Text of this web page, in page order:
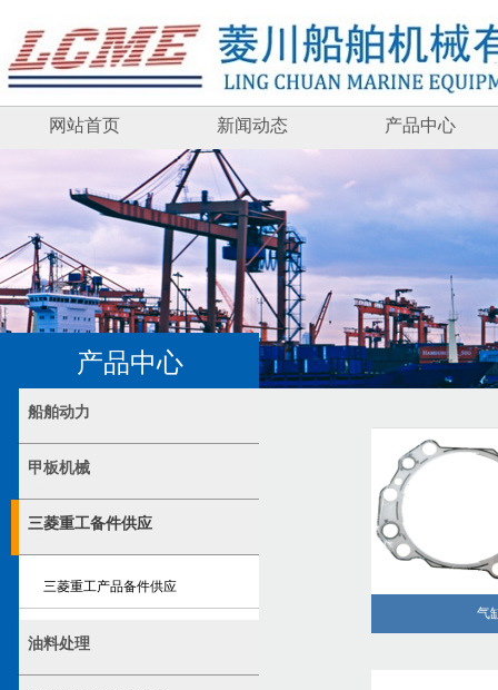
网站首页 新闻动态 产品中心
产品中心
船舶动力
甲板机械
三菱重工备件供应
三菱重工产品备件供应
油料处理
气